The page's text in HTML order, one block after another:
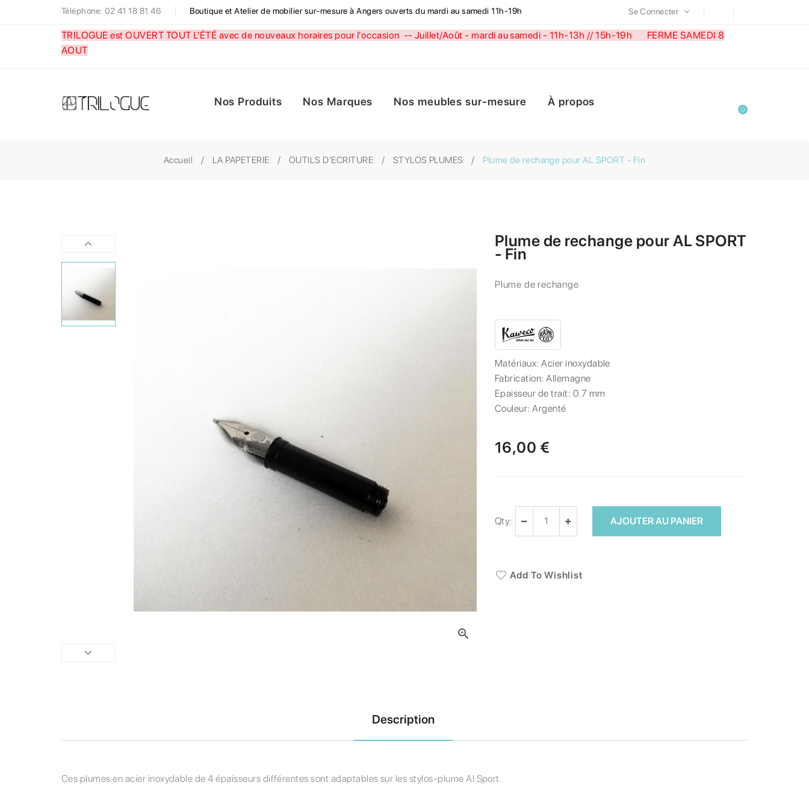
Téléphone: 02 41 18 81 46 Boutique et Atelier de mobilier sur-mesure à Angers ouverts du mardi au samedi 11h-19h Se Connecter
TRILOGUE est OUVERT TOUT L'ÉTÉ avec de nouveaux horaires pour l'occasion -- Juillet/Août - mardi au samedi - 11h-13h // 15h-19h FERME SAMEDI 8
AOUT
Nos Produits Nos Marques Nos meubles sur-mesure À propos
0
Accueil LA PAPETERIE OUTILS D'ECRITURE STYLOS PLUMES Plume de rechange pour AL SPORT - Fin

Plume de rechange pour AL SPORT
- Fin
Plume de rechange
Matériaux:Acier inoxydable
Fabrication:Allemagne
Epaisseur de trait: 0.7 mm
Couleur:Argenté
16,00 €
Qty: AJOUTER AU PANIER
Add To Wishlist
Description
Ces plumes en acier inoxydable de 4 épaisseurs différentes sont adaptables sur les stylos-plume Al Sport.